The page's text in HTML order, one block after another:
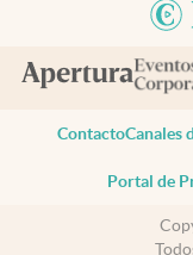
ContactoCanales
Portal de